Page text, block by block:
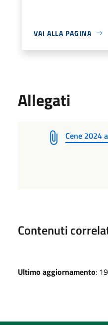
VAI ALLA PAGINA
Allegati
Cene 2024
Contenuti
Ultimo aggiornamento: